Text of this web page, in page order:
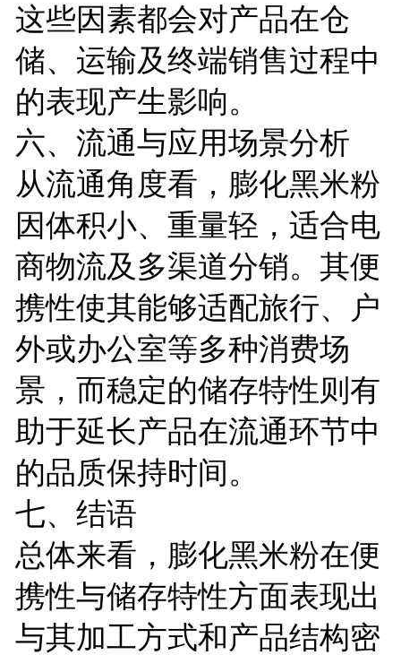
这些因素都会对产品在仓
储、运输及终端销售过程中
的表现产生影响。
六、流通与应用场景分析
从流通角度看，膨化黑米粉
因体积小、重量轻，适合电
商物流及多渠道分销。其便
携性使其能够适配旅行、户
外或办公室等多种消费场
景，而稳定的储存特性则有
助于延长产品在流通环节中
的品质保持时间。
七、结语
总体来看，膨化黑米粉在便
携性与储存特性方面表现出
与其加工方式和产品结构密